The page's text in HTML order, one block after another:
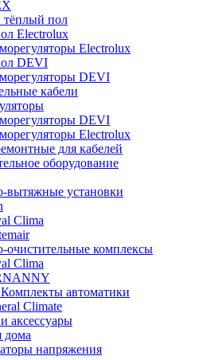
тёплый пол
Electrolux
Electrolux
DEVI
DEVI
кабели
DEVI
Electrolux
для кабелей
оборудование
вытяжные установки
Clima
очистительные комплексы
Clima
автоматики
Climate
аксессуары
дома
напряжения